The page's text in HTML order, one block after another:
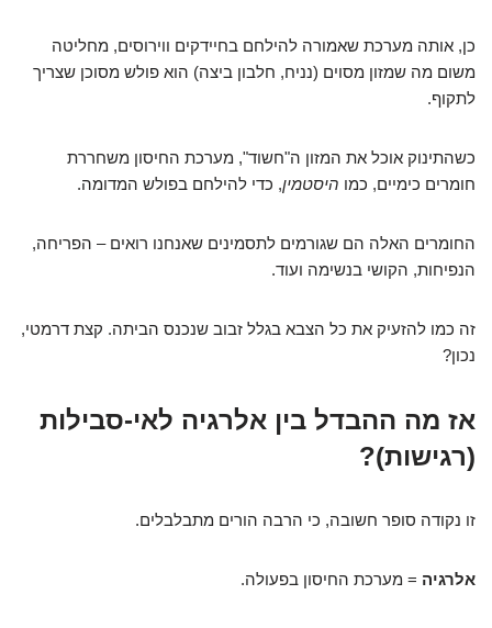
כן, אותה מערכת שאמורה להילחם בחיידקים ווירוסים, מחליטה
משום מה שמזון מסוים (נניח, חלבון ביצה) הוא פולש מסוכן שצריך
לתקוף.
כשהתינוק אוכל את המזון ה"חשוד", מערכת החיסון משחררת
חומרים כימיים, כמו היסטמין, כדי להילחם בפולש המדומה.
החומרים האלה הם שגורמים לתסמינים שאנחנו רואים – הפריחה,
הנפיחות, הקושי בנשימה ועוד.
זה כמו להזעיק את כל הצבא בגלל זבוב שנכנס הביתה. קצת דרמטי,
נכון?
אז מה ההבדל בין אלרגיה לאי-סבילות
(רגישות)?
זו נקודה סופר חשובה, כי הרבה הורים מתבלבלים.
אלרגיה = מערכת החיסון בפעולה.